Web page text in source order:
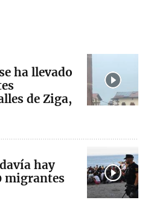
ha llevado
de Ziga,
hay
migrantes